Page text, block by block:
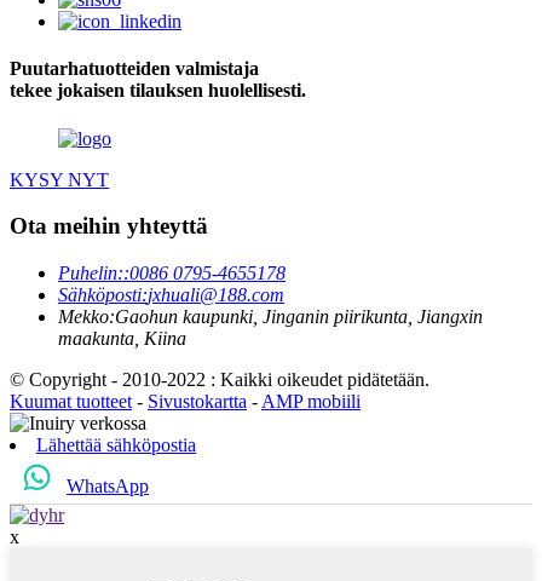
Puutarhatuotteiden valmistaja
tekee jokaisen tilauksen huolellisesti.
KYSY NYT
Ota meihin yhteyttä
Puhelin::0086 0795-4655178
Sähköposti:jxhuali@188.com
Mekko:Gaohun kaupunki, Jinganin piirikunta, Jiangxin
maakunta, Kiina
© Copyright - 2010-2022 : Kaikki oikeudet pidätetään.
Kuumat tuotteet - Sivustokartta - AMP mobiili
Lähettää sähköpostia
WhatsApp
x